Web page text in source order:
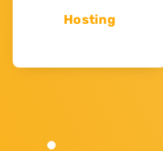
Hosting